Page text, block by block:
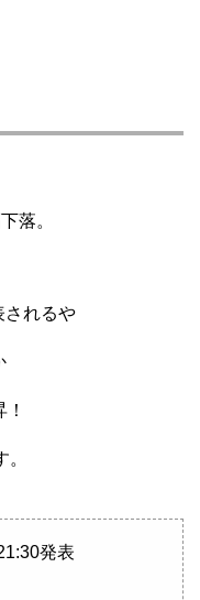
落。
されるや
発表